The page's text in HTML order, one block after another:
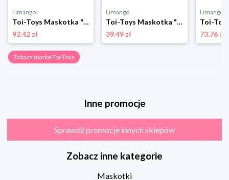
Limango
Toi-Toys Maskotka "Cutest Eyes Monkey" - 0+ rozmiar: onesize
92.42 zł
Limango
Toi-Toys Maskotka "Cuty XL" (produkt niespodzianka) - 2+ rozmiar: onesize
39.49 zł
Limango
73.76 zł
Zobacz markę Toi-Toys
Inne promocje
Sprawdź promocje innych sklepów
Zobacz inne kategorie
Maskotki